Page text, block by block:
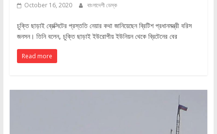
October 16, 2020 বাংলাদেশী ডেস্ক
চুক্তি ছাড়াই ব্রেক্সিটের প্রস্ততি নেয়ার কথা জানিয়েছেন ব্রিটিশ প্রধানমন্ত্রী বরিস
জনসন। তিনি বলেন, চুক্তি ছাড়াই ইউরোপীয় ইউনিয়ন থেকে ব্রিটেনের বের
Read more